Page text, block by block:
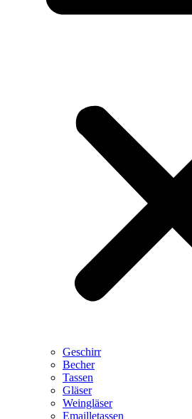
Geschirr
Becher
Tassen
Gläser
Weingläser
Emailletassen